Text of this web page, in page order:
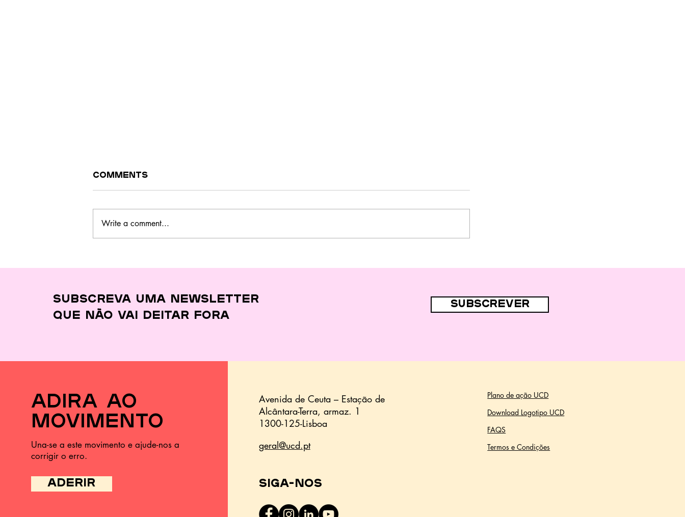
desperdiçar quase
nada
Comments
Write a comment...
Subscreva uma newsletter
que não vai deitar fora
subscrever
adira ao
movimento
Una-se a este movimento e ajude-nos a
corrigir o erro.
ADERIR
Avenida de Ceuta – Estação de
Alcântara-Terra, armaz. 1
1300-125-Lisboa
geral@ucd.pt
Siga-nos
Plano de ação UCD
Download Logotipo UCD
FAQS
Termos e Condições